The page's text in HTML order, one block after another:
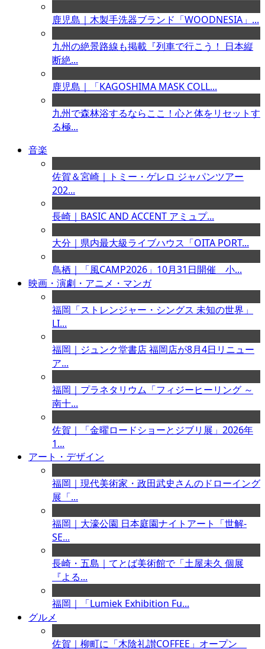
鹿児島｜木製手洗器ブランド「WOODNESIA」...
九州の絶景路線も掲載『列車で行こう！ 日本縦
断絶...
鹿児島｜「KAGOSHIMA MASK COLL...
九州で森林浴するならここ！心と体をリセットす
る極...
音楽
佐賀＆宮崎｜トミー・ゲレロ ジャパンツアー
202...
長崎｜BASIC AND ACCENT アミュプ...
大分｜県内最大級ライブハウス「OITA PORT...
鳥栖｜「風CAMP2026」10月31日開催 小...
映画・演劇・アニメ・マンガ
福岡「ストレンジャー・シングス 未知の世界」
LI...
福岡｜ジュンク堂書店 福岡店が8月4日リニュー
ア...
福岡｜プラネタリウム「フィジーヒーリング ～
南十...
佐賀｜「金曜ロードショーとジブリ展」2026年
1...
アート・デザイン
福岡｜現代美術家・政田武史さんのドローイング
展「...
福岡｜大濠公園 日本庭園ナイトアート「世解-
SE...
長崎・五島｜てとば美術館で「土屋未久 個展
『よる...
福岡｜「Lumiek Exhibition Fu...
グルメ
佐賀｜柳町に「木陰礼讃COFFEE」オープン